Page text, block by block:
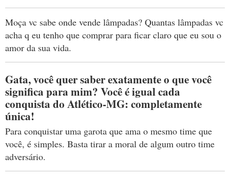
Moça vc sabe onde vende lâmpadas? Quantas lâmpadas vc
acha q eu tenho que comprar para ficar claro que eu sou o
amor da sua vida.
Gata, você quer saber exatamente o que você
significa para mim? Você é igual cada
conquista do Atlético-MG: completamente
única!
Para conquistar uma garota que ama o mesmo time que
você, é simples. Basta tirar a moral de algum outro time
adversário.